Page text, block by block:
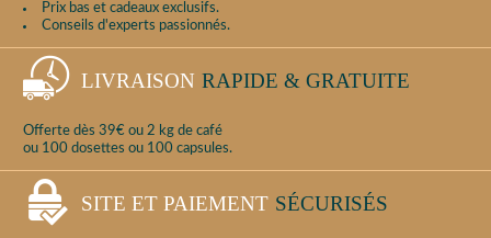
Prix bas et cadeaux exclusifs.
Conseils d'experts passionnés.
LIVRAISON RAPIDE & GRATUITE
Offerte dès 39€ ou 2 kg de café
ou 100 dosettes ou 100 capsules.
SITE ET PAIEMENT SÉCURISÉS